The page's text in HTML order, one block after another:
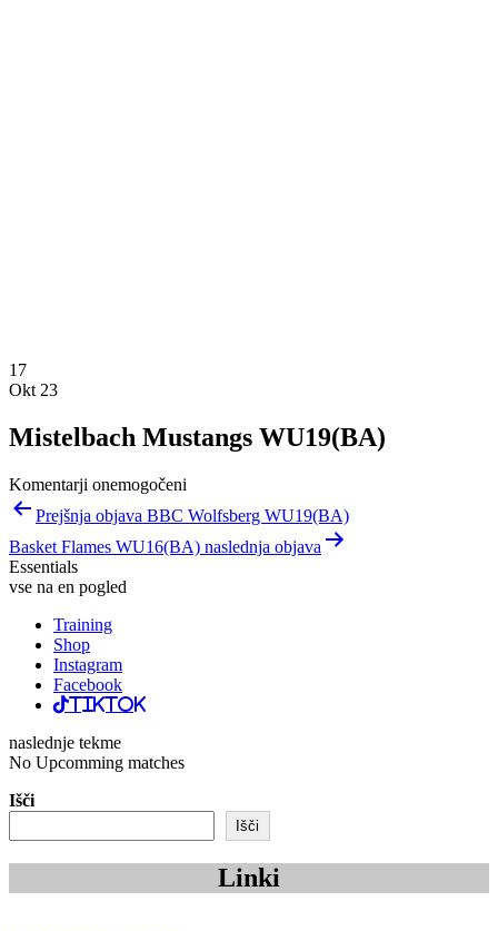
17
Okt 23
Mistelbach Mustangs WU19(BA)
Komentarji onemogočeni
Navigacija
prispevka
Prejšnja objava BBC Wolfsberg WU19(BA)
Basket Flames WU16(BA) naslednja objava
Essentials
vse na en pogled
Training
Shop
Instagram
Facebook
TikTok
naslednje tekme
No Upcomming matches
Išči
Išči
Linki